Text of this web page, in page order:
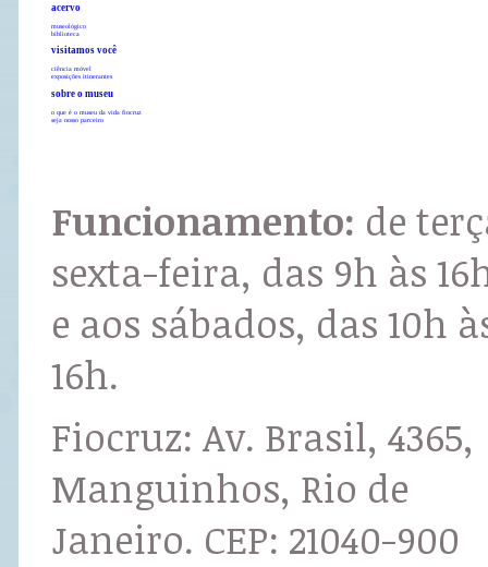
acervo
museológico
biblioteca
visitamos você
ciência móvel
exposições itinerantes
sobre o museu
o que é o museu da vida fiocruz
seja nosso parceiro
Funcionamento: de
sexta-feira, das 9h às
e aos sábados, das 10h
16h.
Fiocruz: Av. Brasil, 4365,
Manguinhos, Rio de
Janeiro. CEP: 21040-900